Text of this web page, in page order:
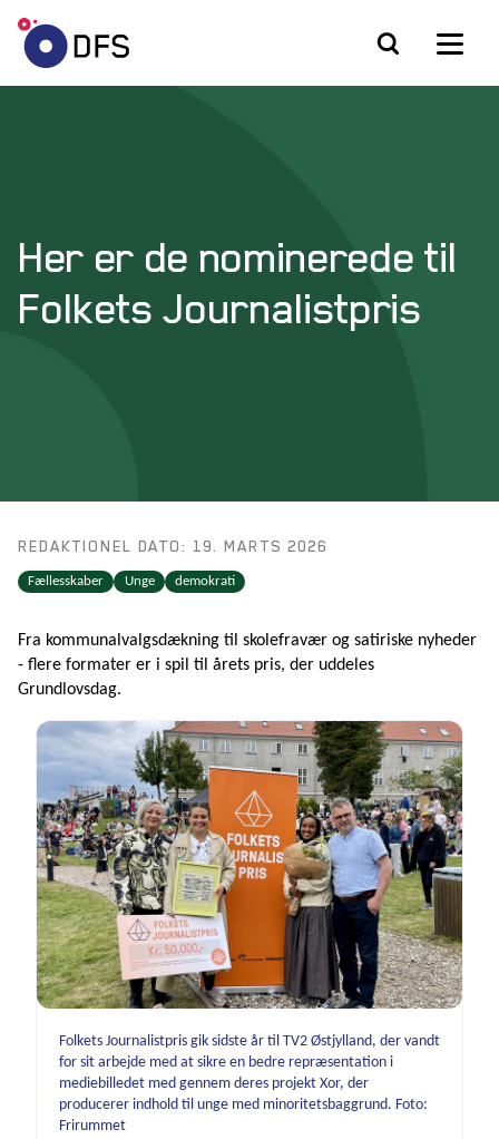
Her er de nominerede til
Folkets Journalistpris
REDAKTIONEL DATO: 19. MARTS 2026
Fællesskaber Unge demokrati
Fra kommunalvalgsdækning til skolefravær og satiriske nyheder
- flere formater er i spil til årets pris, der uddeles
Grundlovsdag.
Folkets Journalistpris gik sidste år til TV2 Østjylland, der vandt
for sit arbejde med at sikre en bedre repræsentation i
mediebilledet med gennem deres projekt Xor, der
producerer indhold til unge med minoritetsbaggrund. Foto:
Frirummet